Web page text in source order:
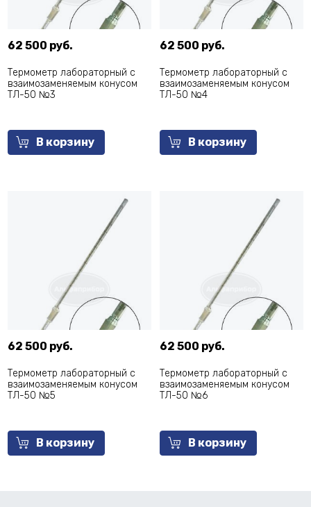
62 500 руб.
Термометр лабораторный с
взаимозаменяемым конусом
ТЛ-50 №3
В корзину
62 500 руб.
Термометр лабораторный с
взаимозаменяемым конусом
ТЛ-50 №4
В корзину
62 500 руб.
Термометр лабораторный с
взаимозаменяемым конусом
ТЛ-50 №5
В корзину
62 500 руб.
Термометр лабораторный с
взаимозаменяемым конусом
ТЛ-50 №6
В корзину